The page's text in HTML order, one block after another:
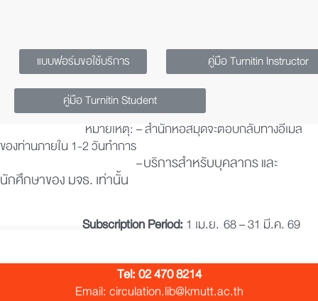
แบบฟอร์มขอใช้บริการ คู่มือ Turnitin Instructor
คู่มือ Turnitin Student
หมายเหตุ: – สำนักหอสมุดจะตอบกลับทางอีเมล
ของท่านภายใน 1-2 วันทำการ
บริการสำหรับบุคลากร และ
นักศึกษาของ มจธ. เท่านั้น
Subscription Period: 1 เม.ย. 68 – 31 มี.ค. 69
Tel: 02 470 8214
Email: circulation.lib@kmutt.ac.th